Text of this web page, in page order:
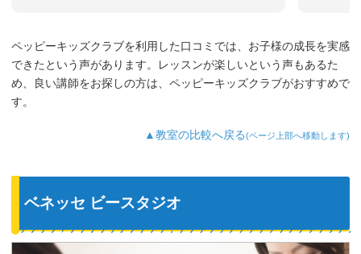
3歳児を飽きさせない充実したレッスンだ
と思います。うちの子は特に歌やダンス
が好きなようで、よく「Hello～♪」と歌
ど、色んなものを英語で教えてくれるよ
うになり、英語が身についてきているの
ペッピーキッズクラブを利用した口コミでは、お子様の成長を実感
できたという声があります。レッスンが楽しいという声もあるた
め、良い講師をお探しの方は、ペッピーキッズクラブがおすすめで
す。
▲教室の比較へ戻る(ページ上部へ移動します)
ベネッセ ビースタジオ